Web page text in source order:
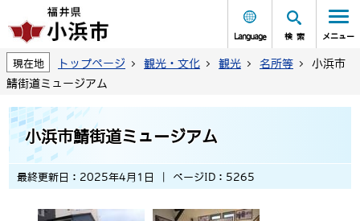
Language 検索 メニュー
現在地 トップページ 観光・文化 観光 名所等
小浜市
鯖街道ミュージアム
小浜市鯖街道ミュージアム
最終更新日：2025年4月1日 ページID：5265